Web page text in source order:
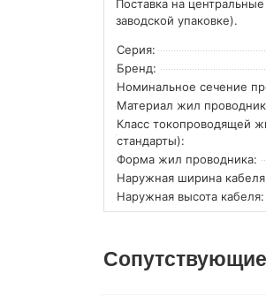
Поставка на
заводской упаковке).
Серия:
Бренд:
Номинальное сечение
Материал жил
Класс токопроводящей
стандарты):
Форма жил проводника:
Наружная ширина
Наружная высота кабеля: